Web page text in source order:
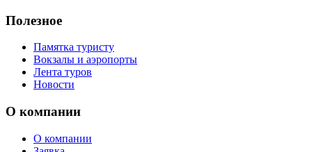
Полезное
Памятка туристу
Вокзалы и аэропорты
Лента туров
Новости
О компании
О компании